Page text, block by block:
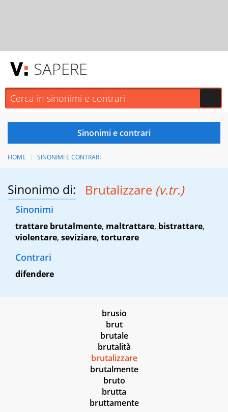
SAPERE
HOME SINONIMI E CONTRARI
Sinonimo di: Brutalizzare (v.tr.)
Sinonimi
trattare brutalmente, maltrattare, bistrattare,
violentare, seviziare, torturare
Contrari
difendere
brusio
brut
brutale
brutalità
brutalizzare
brutalmente
bruto
brutta
bruttamente